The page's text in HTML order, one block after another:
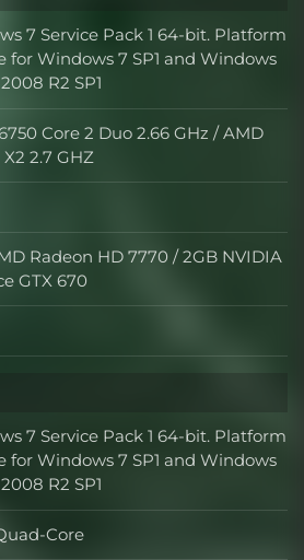
7 Service Pack 1 64-bit. Platform
for Windows 7 SP1 and Windows
R2 SP1
Core 2 Duo 2.66 GHz / AMD
2.7 GHZ
Radeon HD 7770 / 2GB NVIDIA
GTX 670
7 Service Pack 1 64-bit. Platform
for Windows 7 SP1 and Windows
R2 SP1
Core